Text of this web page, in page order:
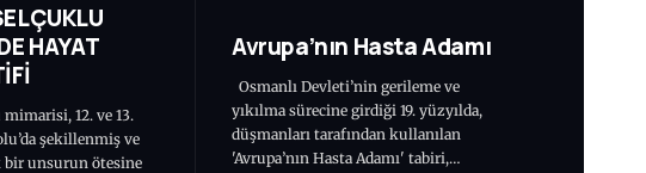
HAYAT
12. ve 13.
şekillenmiş ve
bir unsurun ötesine
Avrupa’nın Hasta Adamı
Osmanlı Devleti’nin gerileme ve
yıkılma sürecine girdiği 19. yüzyılda,
düşmanları tarafından kullanılan
'Avrupa’nın Hasta Adamı' tabiri,…